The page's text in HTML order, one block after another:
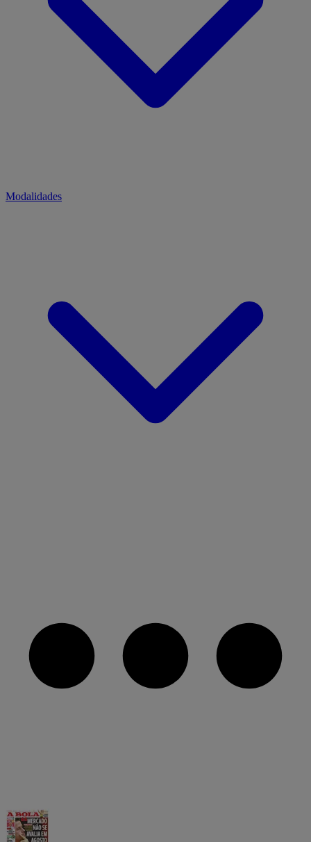
Modalidades